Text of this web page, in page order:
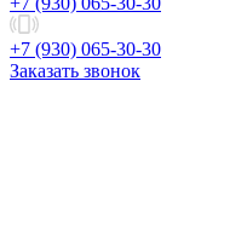
+7 (930) 065-30-30
Заказать звонок